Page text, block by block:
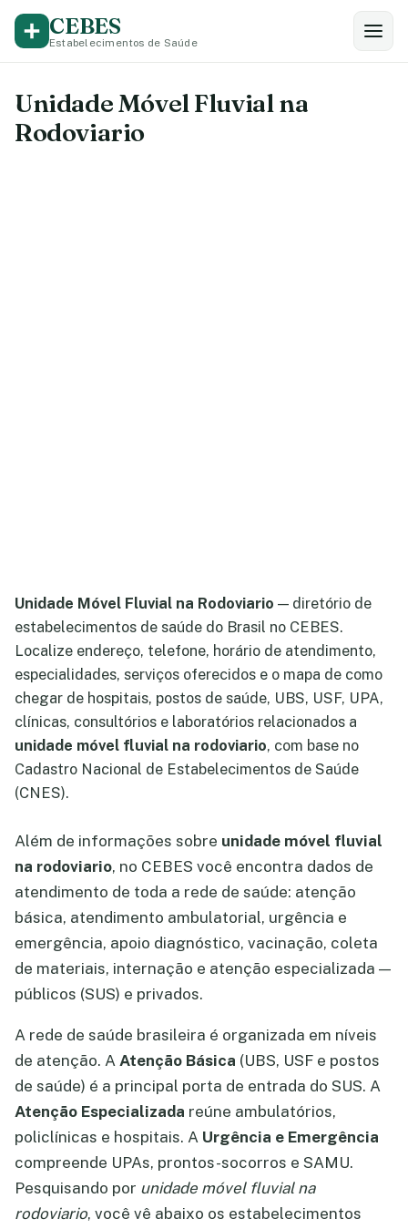
CEBES
Estabelecimentos de Saúde
Unidade Móvel Fluvial na
Rodoviario
Unidade Móvel Fluvial na Rodoviario — diretório de
estabelecimentos de saúde do Brasil no CEBES.
Localize endereço, telefone, horário de atendimento,
especialidades, serviços oferecidos e o mapa de como
chegar de hospitais, postos de saúde, UBS, USF, UPA,
clínicas, consultórios e laboratórios relacionados a
unidade móvel fluvial na rodoviario, com base no
Cadastro Nacional de Estabelecimentos de Saúde
(CNES).
Além de informações sobre unidade móvel fluvial
na rodoviario, no CEBES você encontra dados de
atendimento de toda a rede de saúde: atenção
básica, atendimento ambulatorial, urgência e
emergência, apoio diagnóstico, vacinação, coleta
de materiais, internação e atenção especializada —
públicos (SUS) e privados.
A rede de saúde brasileira é organizada em níveis
de atenção. A Atenção Básica (UBS, USF e postos
de saúde) é a principal porta de entrada do SUS. A
Atenção Especializada reúne ambulatórios,
policlínicas e hospitais. A Urgência e Emergência
compreende UPAs, prontos-socorros e SAMU.
Pesquisando por unidade móvel fluvial na
rodoviario, você vê abaixo os estabelecimentos